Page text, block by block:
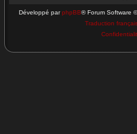
Développé parphpBB® Forum Software
Traduction